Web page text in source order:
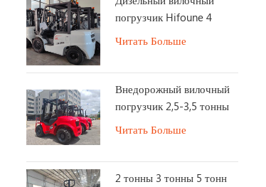
погрузчик Hifoune 4
Читать Больше
Внедорожный вилочный
погрузчик 2,5-3,5 тонны
4X4 2WD/4WD Switch
Читать Больше
2 тонны 3 тонны 5 тонн